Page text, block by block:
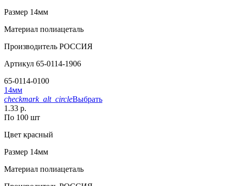
Размер 14мм
Материал полиацеталь
Производитель РОССИЯ
Артикул 65-0114-1906
65-0114-0100
14мм
checkmark_alt_circleВыбрать
1.33 р.
По 100 шт
Цвет красный
Размер 14мм
Материал полиацеталь